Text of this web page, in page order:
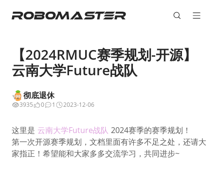
【2024RMUC赛季规划-开源】
云南大学Future战队
彻底退休
3935 0 1 2023-12-06
这里是 云南大学Future战队 2024赛季的赛季规划！
第一次开源赛季规划，文档里面有许多不足之处，还请大
家指正！希望能和大家多多交流学习，共同进步~